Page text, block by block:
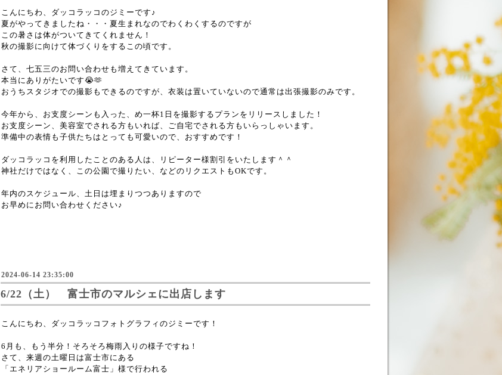
こんにちわ、ダッコラッコのジミーです♪
夏がやってきましたね・・・夏生まれなのでわくわくするのですが
この暑さは体がついてきてくれません！
秋の撮影に向けて体づくりをするこの頃です。
さて、七五三のお問い合わせも増えてきています。
本当にありがたいです😭🫶
おうちスタジオでの撮影もできるのですが、衣装は置いていないので通常は出張撮影のみです。
今年から、お支度シーンも入った、め一杯1日を撮影するプランをリリースしました！
お支度シーン、美容室でされる方もいれば、ご自宅でされる方もいらっしゃいます。
準備中の表情も子供たちはとっても可愛いので、おすすめです！
ダッコラッコを利用したことのある人は、リピーター様割引をいたします＾＾
神社だけではなく、この公園で撮りたい、などのリクエストもOKです。
年内のスケジュール、土日は埋まりつつありますので
お早めにお問い合わせください♪
2024-06-14 23:35:00
6/22（土） 富士市のマルシェに出店します
こんにちわ、ダッコラッコフォトグラフィのジミーです！
6月も、もう半分！そろそろ梅雨入りの様子ですね！
さて、来週の土曜日は富士市にある
「エネリアショールーム富士」様で行われる